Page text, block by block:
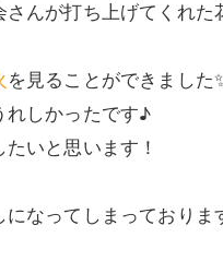
んが打ち上げてくれた
を見ることができました
れしかったです♪
いと思います！
なってしまっておりま